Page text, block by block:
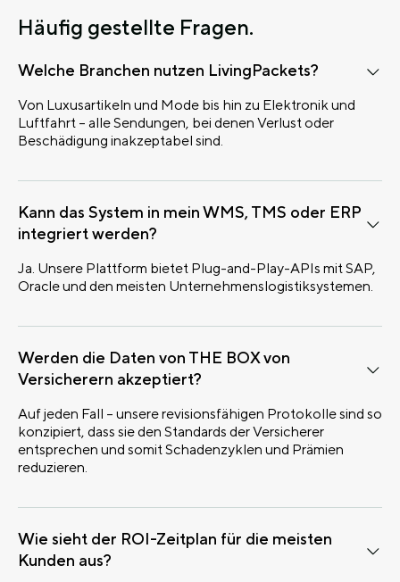
Häufig gestellte Fragen.
Welche Branchen nutzen LivingPackets?
Von Luxusartikeln und Mode bis hin zu Elektronik und
Luftfahrt – alle Sendungen, bei denen Verlust oder
Beschädigung inakzeptabel sind.
Kann das System in mein WMS, TMS oder ERP
integriert werden?
Ja. Unsere Plattform bietet Plug-and-Play-APIs mit SAP,
Oracle und den meisten Unternehmenslogistiksystemen.
Werden die Daten von THE BOX von
Versicherern akzeptiert?
Auf jeden Fall – unsere revisionsfähigen Protokolle sind so
konzipiert, dass sie den Standards der Versicherer
entsprechen und somit Schadenzyklen und Prämien
reduzieren.
Wie sieht der ROI-Zeitplan für die meisten
Kunden aus?